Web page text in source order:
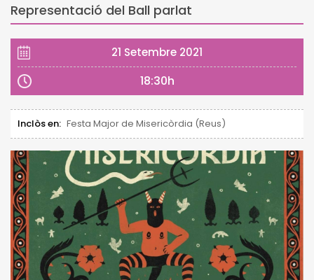
Representació del Ball parlat
21 Setembre 2021
18:30h
Inclòs en: Festa Major de Misericòrdia (Reus)